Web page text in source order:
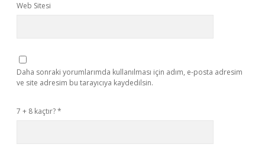
Web Sitesi
Daha sonraki yorumlarımda kullanılması için adım, e-posta adresim
ve site adresim bu tarayıcıya kaydedilsin.
7 + 8 kaçtır?*